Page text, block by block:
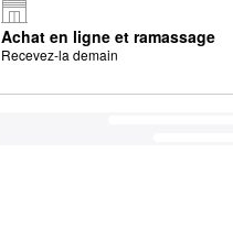
Achat en ligne et ramassage
Recevez-la demain